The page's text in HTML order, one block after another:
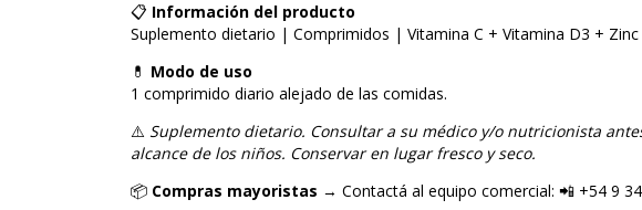
📋 Información del producto
Suplemento dietario | Comprimidos | Vitamina C + Vitamina D3 + Zinc
💊 Modo de uso
1 comprimido diario alejado de las comidas.
⚠️ Suplemento dietario. Consultar a su médico y/o nutricionista
alcance de los niños. Conservar en lugar fresco y seco.
📦 Compras mayoristas → Contactá al equipo comercial: 📲 +54 9